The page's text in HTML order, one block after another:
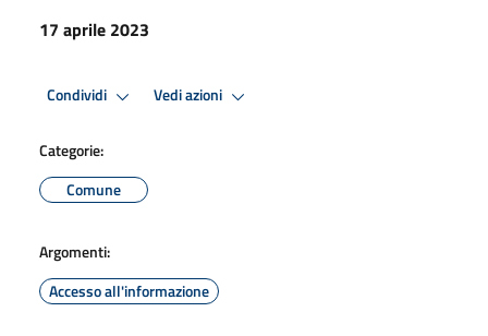
17 aprile 2023
Condividi Vedi azioni
Categorie:
Comune
Argomenti:
Accesso all'informazione